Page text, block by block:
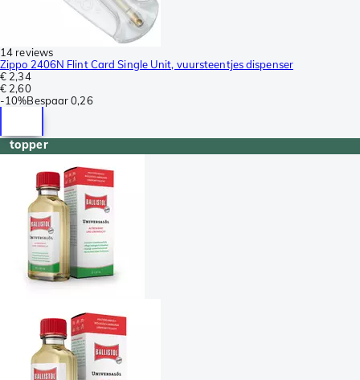
14 reviews
Zippo 2406N Flint Card Single Unit, vuursteentjes dispenser
€ 2,34
€ 2,60
-10%Bespaar 0,26
topper